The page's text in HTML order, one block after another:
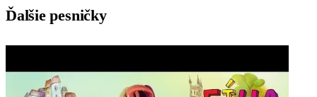
Ďalšie pesničky